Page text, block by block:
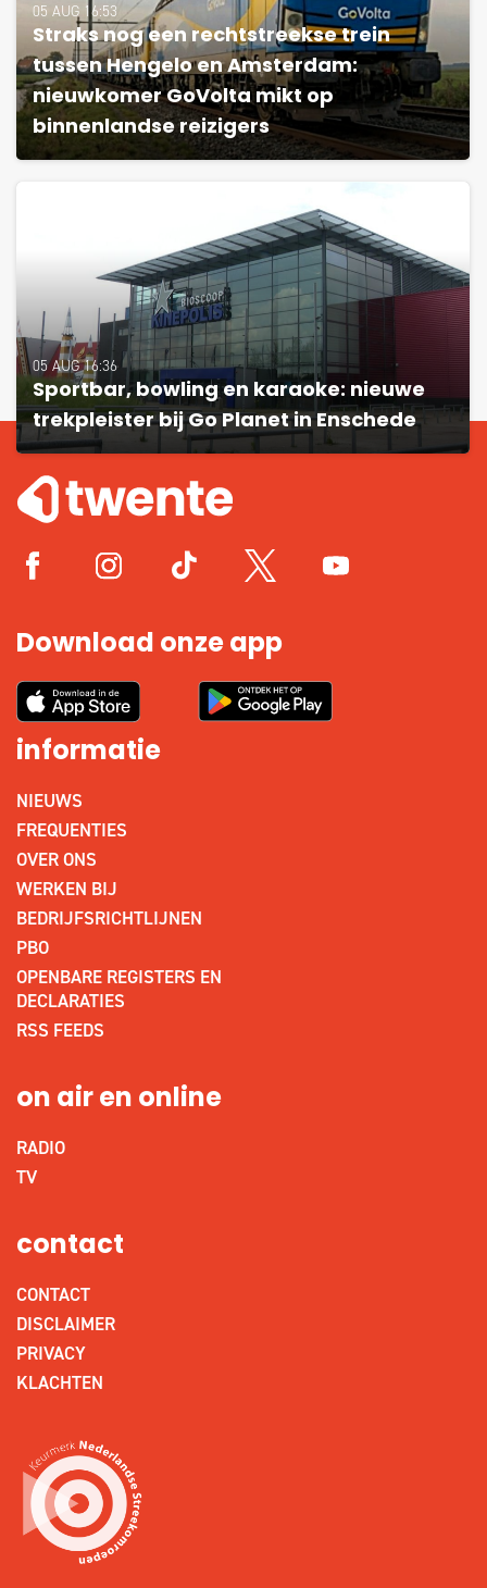
05 AUG 16:53
Straks nog een rechtstreekse trein
tussen Hengelo en Amsterdam:
nieuwkomer GoVolta mikt op
binnenlandse reizigers
05 AUG 16:36
Sportbar, bowling en karaoke: nieuwe
trekpleister bij Go Planet in Enschede
Download onze app
informatie
NIEUWS
FREQUENTIES
OVER ONS
WERKEN BIJ
BEDRIJFSRICHTLIJNEN
PBO
OPENBARE REGISTERS EN
DECLARATIES
RSS FEEDS
on air en online
RADIO
TV
contact
CONTACT
DISCLAIMER
PRIVACY
KLACHTEN